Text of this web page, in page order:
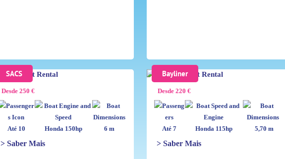
SACS
Desde 250 €
Até 10 Honda 150hp 6 m
> Saber Mais
Bayliner
Desde 220 €
Até 7 Honda 115hp 5,70 m
> Saber Mais